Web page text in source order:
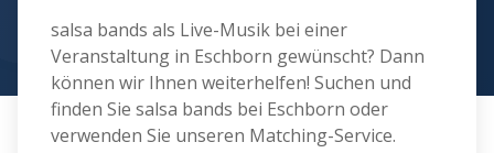
salsa bands als Live-Musik bei einer
Veranstaltung in Eschborn gewünscht? Dann
können wir Ihnen weiterhelfen! Suchen und
finden Sie salsa bands bei Eschborn oder
verwenden Sie unseren Matching-Service.